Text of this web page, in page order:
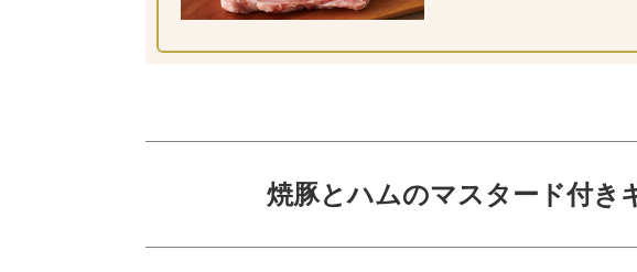
焼豚とハムのマスタード付き